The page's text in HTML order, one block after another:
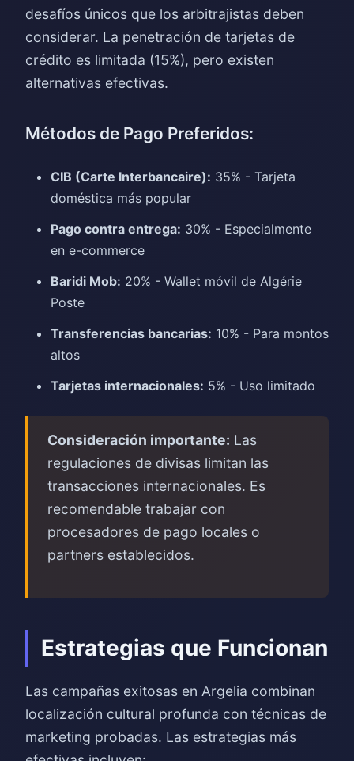
desafíos únicos que los arbitrajistas deben
considerar. La penetración de tarjetas de
crédito es limitada (15%), pero existen
alternativas efectivas.
Métodos de Pago Preferidos:
CIB (Carte Interbancaire): 35% - Tarjeta
doméstica más popular
Pago contra entrega: 30% - Especialmente
en e-commerce
Baridi Mob: 20% - Wallet móvil de Algérie
Poste
Transferencias bancarias: 10% - Para montos
altos
Tarjetas internacionales: 5% - Uso limitado
Consideración importante: Las
regulaciones de divisas limitan las
transacciones internacionales. Es
recomendable trabajar con
procesadores de pago locales o
partners establecidos.
Estrategias que Funcionan
Las campañas exitosas en Argelia combinan
localización cultural profunda con técnicas de
marketing probadas. Las estrategias más